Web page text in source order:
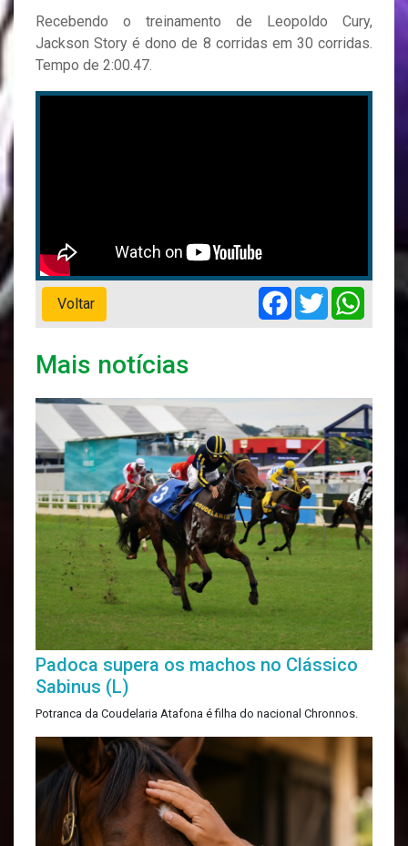
Recebendo o treinamento de Leopoldo Cury,
Jackson Story é dono de 8 corridas em 30 corridas.
Tempo de 2:00.47.
Voltar
Facebook
Twitter
Mais notícias
Padoca supera os machos no Clássico
Sabinus (L)
Potranca da Coudelaria Atafona é filha do nacional Chronnos.